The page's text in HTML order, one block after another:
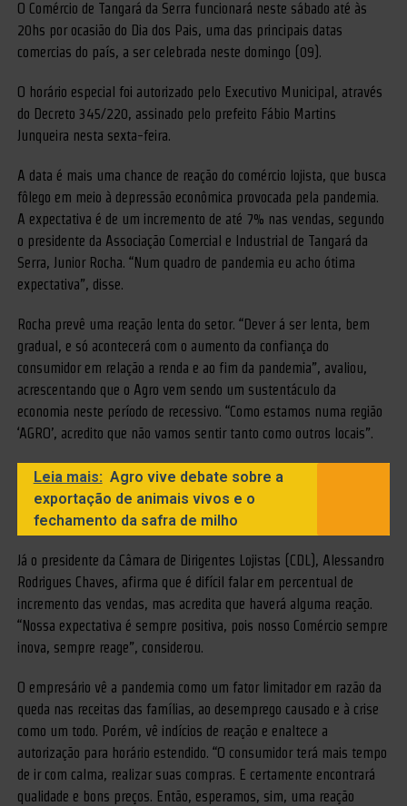
O Comércio de Tangará da Serra funcionará neste sábado até às
20hs por ocasião do Dia dos Pais, uma das principais datas
comercias do país, a ser celebrada neste domingo (09).
O horário especial foi autorizado pelo Executivo Municipal, através
do Decreto 345/220, assinado pelo prefeito Fábio Martins
Junqueira nesta sexta-feira.
A data é mais uma chance de reação do comércio lojista, que busca
fôlego em meio à depressão econômica provocada pela pandemia.
A expectativa é de um incremento de até 7% nas vendas, segundo
o presidente da Associação Comercial e Industrial de Tangará da
Serra, Junior Rocha. “Num quadro de pandemia eu acho ótima
expectativa”, disse.
Rocha prevê uma reação lenta do setor. “Dever á ser lenta, bem
gradual, e só acontecerá com o aumento da confiança do
consumidor em relação a renda e ao fim da pandemia”, avaliou,
acrescentando que o Agro vem sendo um sustentáculo da
economia neste período de recessivo. “Como estamos numa região
‘AGRO’, acredito que não vamos sentir tanto como outros locais”.
Leia mais: Agro vive debate sobre a
exportação de animais vivos e o
fechamento da safra de milho
Já o presidente da Câmara de Dirigentes Lojistas (CDL), Alessandro
Rodrigues Chaves, afirma que é difícil falar em percentual de
incremento das vendas, mas acredita que haverá alguma reação.
“Nossa expectativa é sempre positiva, pois nosso Comércio sempre
inova, sempre reage”, considerou.
O empresário vê a pandemia como um fator limitador em razão da
queda nas receitas das famílias, ao desemprego causado e à crise
como um todo. Porém, vê indícios de reação e enaltece a
autorização para horário estendido. “O consumidor terá mais tempo
de ir com calma, realizar suas compras. E certamente encontrará
qualidade e bons preços. Então, esperamos, sim, uma reação